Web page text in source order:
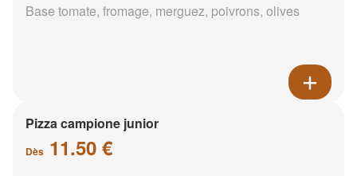
Base tomate, fromage, merguez, poivrons, olives
Pizza campione junior
Dès 11.50 €